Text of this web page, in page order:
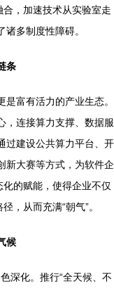
合，加速技术从实验室走
多制度性障碍。
条
富有活力的产业生态。
，连接算力支撑、数据服
过建设公共算力平台、开
新大赛等方式，为软件企
的赋能，使得企业不仅
，从而充满“朝气”。
候
深化。推行“全天候、不